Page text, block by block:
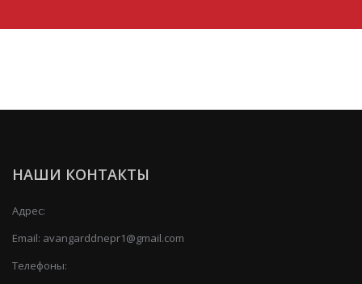
НАШИ КОНТАКТЫ
Адрес:
Email: avangarddnepr1@gmail.com
Телефоны: